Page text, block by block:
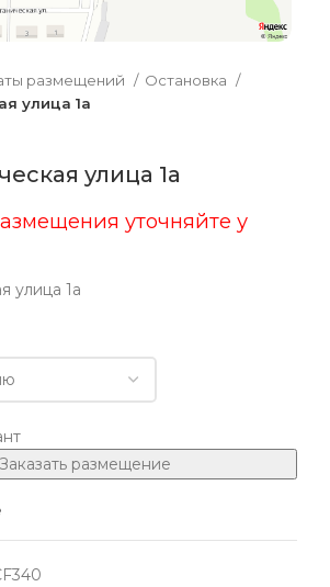
размещений
Остановка
улица 1а
улица 1а
уточняйте у
улица 1а
Заказать размещение